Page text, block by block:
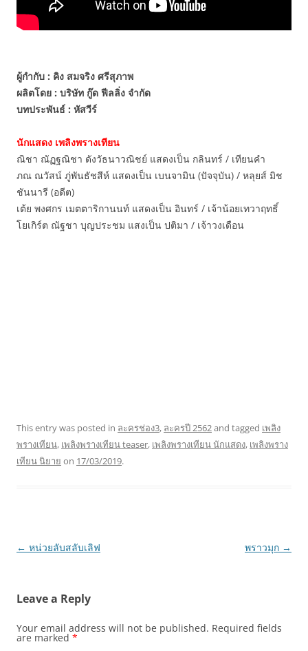
ผู้กำกับ : คิง สมจริง ศรีสุภาพ
ผลิตโดย : บริษัท กู๊ด ฟีลลิ่ง จำกัด
บทประพันธ์ : หัสวีร์
นักแสดง เพลิงพรางเทียน
ณิชา ณัฏฐณิชา ดังวัธนาวณิชย์ แสดงเป็น กลินทร์ / เทียนคำ
ภณ ณวัสน์ ภู่พันธัชสีห์ แสดงเป็น เบนจามิน (ปัจจุบัน) / หลุยส์ มิช
ชันนารี (อดีต)
เต้ย พงศกร เมตตาริกานนท์ แสดงเป็น อินทร์ / เจ้าน้อยเทวาฤทธิ์
โยเกิร์ต ณัฐชา บุญประชม แสงเป็น ปติมา / เจ้าวงเดือน
This entry was posted in ละครช่อง3, ละครปี 2562and tagged เพลิง
พรางเทียน, เพลิงพรางเทียน teaser, เพลิงพรางเทียน นักแสดง, เพลิงพราง
เทียน นิยาย on 17/03/2019.
Post
← หน่วยลับสลับเลิฟ พราวมุก →
Leave a Reply
Your email address will not be published. Required fields
are marked *